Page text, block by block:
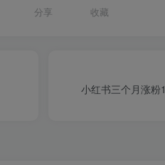
分享 收藏
小红书三个月涨粉